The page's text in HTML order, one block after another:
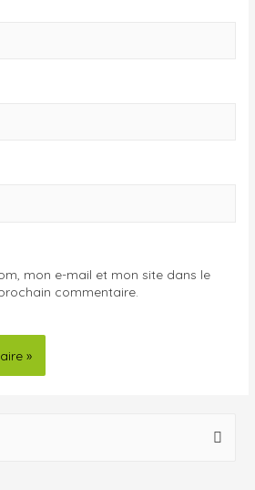
mon e-mail et mon site dans le
commentaire.